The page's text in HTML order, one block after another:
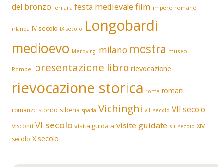
del bronzo ferrara festa medievale film impero romano
irlanda IV secolo IX secolo Longobardi
medioevo Merovingi milano mostra museo
Pompei presentazione libro rievocazione
rievocazione storica roma romani
romanzo storico siberia spada Vichinghi VIII secolo VII secolo
Visconti VI secolo visita guidata visite guidate XIII secolo XIV
secolo X secolo